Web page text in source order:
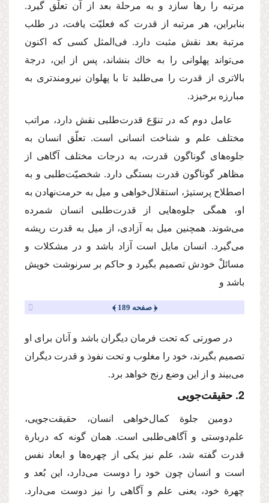
مرتبه را رها سازد و به مرحلة بعد از آن تعلّق گیرد.
بنابراین، هر مرتبه از قدرت كه فعلیّت یافت، در طلب
مرتبة بعد نقش مثبت دارد. فی‌المثل كسی كه اكنون
می‌تواند پهلوانی را به خاك بنشاند، پس از این، درجة
بالاتری از قدرت را می‌طلبد تا با پهلوان نیرومندتری به
مبارزه برخیزد.
عامل دوم كه در تنوّع قدرت‌طلبی نقش دارد، مراتب
مختلف علم و شناخت انسانی است. تعلّق انسان به
جلوه‌های گوناگون قدرت، به درجات مختلف آگاهی از
مظاهر گوناگون قدرت بستگی دارد. شخصیّت‌طلبی و به
اصطلاح پرستیژ، استقلال‌خواهی و میل به حرمت‌نهادن به
او، همگی جلوه‌هایی از قدرت‌طلبی انسان شمرده
می‌شوند. همچنین میل به آزادی، از میل به قدرت ریشه
می‌گیرد. انسان مایل است آزاد باشد و در مشكلات و
مسائلْ خودش تصمیم بگیرد و حاكم بر سرنوشت خویش
باشد و
﴿ صفحه 189 ﴾
در صورتی‌ كه تحت فرمان دیگران باشد و آنان برای او
تصمیم بگیرند، خود را مغلوب و تحت نفوذ و قدرت دیگران
می‌بیند و از این وضع رنج خواهد برد.
2. حقیقت‌جویی
دومین جلوة كمال‌خواهی انسان، حقیقت‌جویی،
علم‌دوستی و آگاهی‌طلبی است. همان گونه كه دربارة
قدرت گفته شد، علم نیز یكی از چهره‌ها و ابعاد نفس
است و انسان چون خود را دوست می‌دارد، این بُعد و
چهرة خود، یعنی علم و آگاهی را نیز دوست می‌دارد.